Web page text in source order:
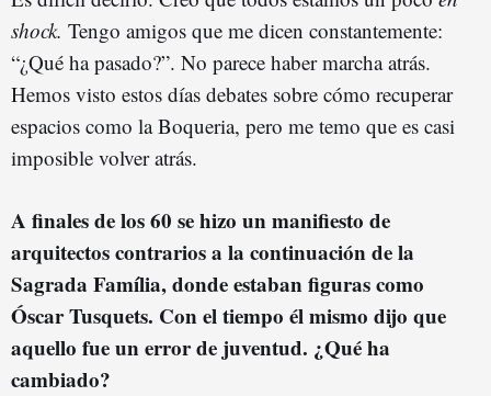
shock. Tengo amigos que me dicen constantemente:
“¿Qué ha pasado?”. No parece haber marcha atrás.
Hemos visto estos días debates sobre cómo recuperar
espacios como la Boqueria, pero me temo que es casi
imposible volver atrás.
A finales de los 60 se hizo un manifiesto de
arquitectos contrarios a la continuación de la
Sagrada Família, donde estaban figuras como
Óscar Tusquets. Con el tiempo él mismo dijo que
aquello fue un error de juventud. ¿Qué ha
cambiado?